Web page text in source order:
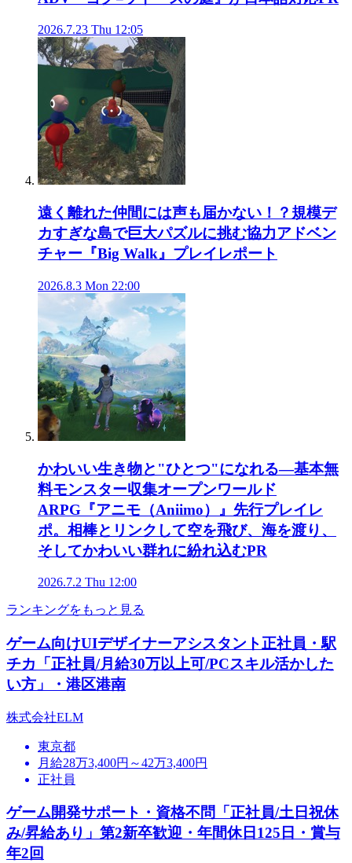
2026.7.23 Thu 12:05
遠く離れた仲間には声も届かない！？規模デ
カすぎな島で巨大パズルに挑む協力アドベン
チャー『Big Walk』プレイレポート
2026.8.3 Mon 22:00
かわいい生き物と"ひとつ"になれる―基本無
料モンスター収集オープンワールド
ARPG『アニモ（Aniimo）』先行プレイレ
ポ。相棒とリンクして空を飛び、海を渡り、
そしてかわいい群れに紛れ込むPR
2026.7.2 Thu 12:00
ランキングをもっと見る
ゲーム向けUIデザイナーアシスタント正社員・駅
チカ「正社員/月給30万以上可/PCスキル活かした
い方」・港区港南
株式会社ELM
東京都
月給28万3,400円～42万3,400円
正社員
ゲーム開発サポート・資格不問「正社員/土日祝休
み/昇給あり」第2新卒歓迎・年間休日125日・賞与
年2回